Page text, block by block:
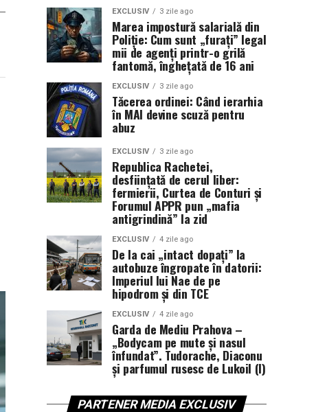
EXCLUSIV 3 zile ago
Marea impostură salarială din
Poliție: Cum sunt „furați” legal
mii de agenți printr-o grilă
fantomă, înghețată de 16 ani
EXCLUSIV 3 zile ago
Tăcerea ordinei: Când ierarhia
în MAI devine scuză pentru
abuz
EXCLUSIV 3 zile ago
Republica Rachetei,
desființată de cerul liber:
fermierii, Curtea de Conturi și
Forumul APPR pun „mafia
antigrindină” la zid
EXCLUSIV 4 zile ago
De la cai „intact dopați” la
autobuze îngropate în datorii:
Imperiul lui Nae de pe
hipodrom și din TCE
EXCLUSIV 4 zile ago
Garda de Mediu Prahova –
„Bodycam pe mute și nasul
înfundat”. Tudorache, Diaconu
și parfumul rusesc de Lukoil (I)
PARTENER MEDIA EXCLUSIV